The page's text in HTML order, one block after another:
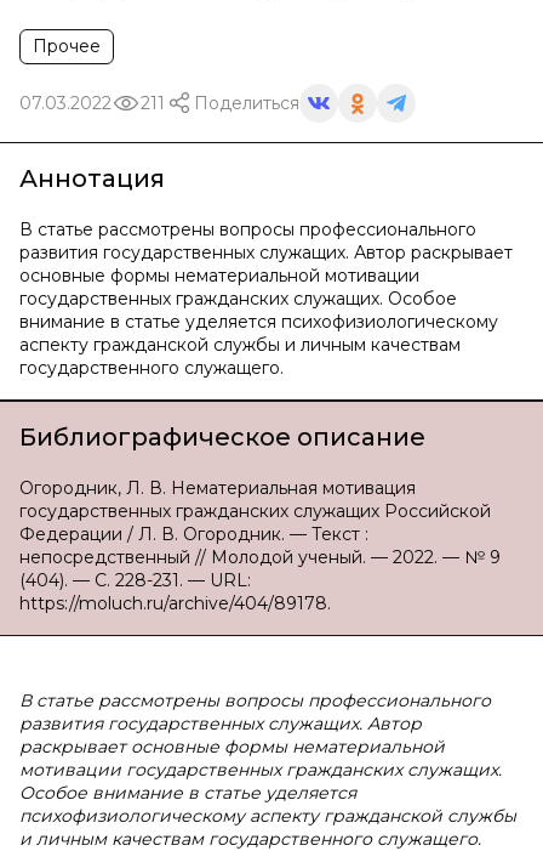
Прочее
07.03.2022 211 Поделиться
Аннотация
В статье рассмотрены вопросы профессионального
развития государственных служащих. Автор раскрывает
основные формы нематериальной мотивации
государственных гражданских служащих. Особое
внимание в статье уделяется психофизиологическому
аспекту гражданской службы и личным качествам
государственного служащего.
Библиографическое описание
Огородник, Л. В. Нематериальная мотивация
государственных гражданских служащих Российской
Федерации / Л. В. Огородник. — Текст :
непосредственный // Молодой ученый. — 2022. — № 9
(404). — С. 228-231. — URL:
https://moluch.ru/archive/404/89178.
В статье рассмотрены вопросы профессионального
развития государственных служащих. Автор
раскрывает основные формы нематериальной
мотивации государственных гражданских служащих.
Особое внимание в статье уделяется
психофизиологическому аспекту гражданской службы
и личным качествам государственного служащего.